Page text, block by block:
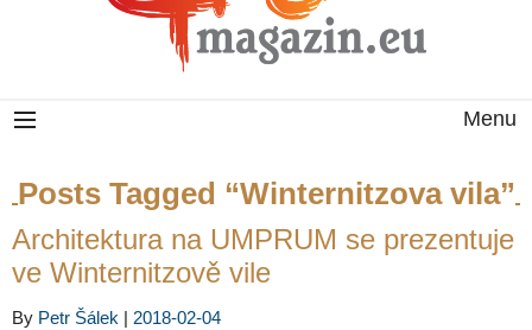
Menu
Posts Tagged “Winternitzova vila”
Architektura na UMPRUM se prezentuje
ve Winternitzově vile
By Petr Šálek | 2018-02-04